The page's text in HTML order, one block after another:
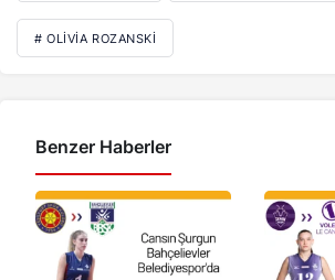
# OLIVIA ROZANSKI
Benzer Haberler